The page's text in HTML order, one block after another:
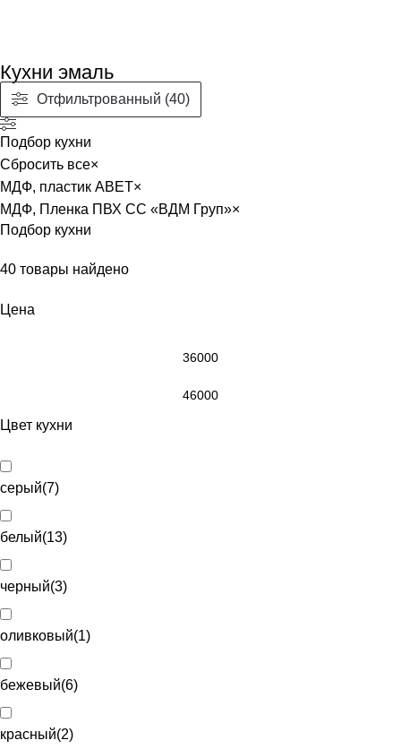
Кухни эмаль
Отфильтрованный (40)
Подбор кухни
Сбросить все×
МДФ, пластик ABET×
МДФ, Пленка ПВХ CC «ВДМ Груп»×
Подбор кухни
40 товары найдено
Цена
Цвет кухни
серый(7)
белый(13)
черный(3)
оливковый(1)
бежевый(6)
красный(2)